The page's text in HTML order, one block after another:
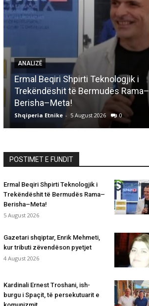
ANALIZË
Ermal Beqiri Shpirti Teknologjik i
Trekëndëshit të Bermudës Rama–
Berisha–Meta!
Shqiperia Etnike - 5 August 2026 0
POSTIMET E FUNDIT
Ermal Beqiri Shpirti Teknologjik i
Trekëndëshit të Bermudës Rama–
Berisha–Meta!
5 August 2026
Gazetari shqiptar, Enrik Mehmeti,
kur tributi zëvendëson pyetjet
4 August 2026
Kardinali Ernest Troshani, ish-
burgu i Spaçit, të persekutuarit e